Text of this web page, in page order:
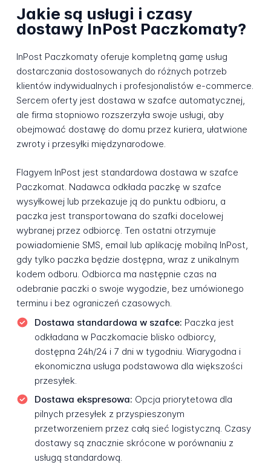
Jakie są usługi i czasy
dostawy InPost Paczkomaty?
InPost Paczkomaty oferuje kompletną gamę usług
dostarczania dostosowanych do różnych potrzeb
klientów indywidualnych i profesjonalistów e-commerce.
Sercem oferty jest dostawa w szafce automatycznej,
ale firma stopniowo rozszerzyła swoje usługi, aby
obejmować dostawę do domu przez kuriera, ułatwione
zwroty i przesyłki międzynarodowe.
Flagyem InPost jest standardowa dostawa w szafce
Paczkomat. Nadawca odkłada paczkę w szafce
wysyłkowej lub przekazuje ją do punktu odbioru, a
paczka jest transportowana do szafki docelowej
wybranej przez odbiorcę. Ten ostatni otrzymuje
powiadomienie SMS, email lub aplikację mobilną InPost,
gdy tylko paczka będzie dostępna, wraz z unikalnym
kodem odboru. Odbiorca ma następnie czas na
odebranie paczki o swoje wygodzie, bez umówionego
terminu i bez ograniczeń czasowych.
Dostawa standardowa w szafce: Paczka jest
odkładana w Paczkomacie blisko odbiorcy,
dostępna 24h/24 i 7 dni w tygodniu. Wiarygodna i
ekonomiczna usługa podstawowa dla większości
przesyłek.
Dostawa ekspresowa: Opcja priorytetowa dla
pilnych przesyłek z przyspieszonym
przetworzeniem przez całą sieć logistyczną. Czasy
dostawy są znacznie skrócone w porównaniu z
usługą standardową.